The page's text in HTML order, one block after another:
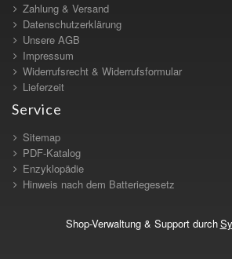
Zahlung & Versand
Datenschutzerklärung
Unsere AGB
Impressum
Widerrufsrecht & Widerrufsformular
Lieferzeit
Service
Sitemap
PDF-Katalog
Enzyklopädie
Hinweis nach dem Batteriegesetz
Shop-Verwaltung & Support durch